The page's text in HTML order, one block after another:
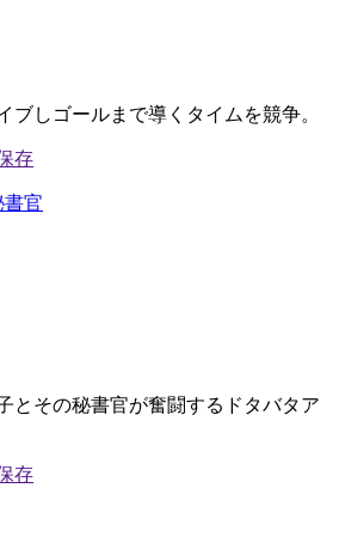
ブしゴールまで導くタイムを競争。
とその秘書官が奮闘するドタバタア